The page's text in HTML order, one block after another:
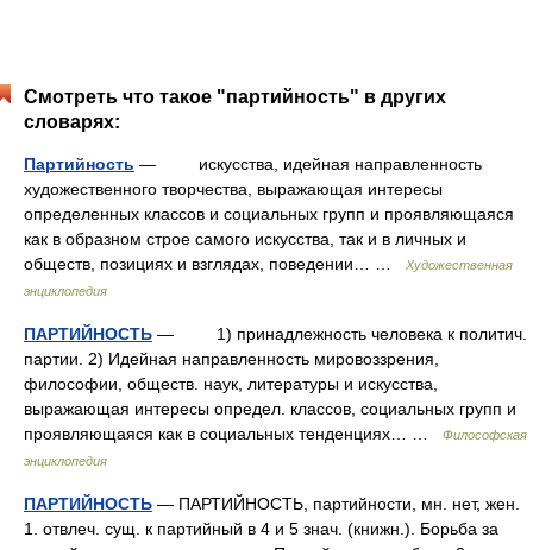
Смотреть что такое "партийность" в других
словарях:
Партийность — искусства, идейная направленность
художественного творчества, выражающая интересы
определенных классов и социальных групп и проявляющаяся
как в образном строе самого искусства, так и в личных и
обществ, позициях и взглядах, поведении… …
Художественная
энциклопедия
ПАРТИЙНОСТЬ — 1) принадлежность человека к политич.
партии. 2) Идейная направленность мировоззрения,
философии, обществ. наук, литературы и искусства,
выражающая интересы определ. классов, социальных групп и
проявляющаяся как в социальных тенденциях… …
Философская
энциклопедия
ПАРТИЙНОСТЬ — ПАРТИЙНОСТЬ, партийности, мн. нет, жен.
1. отвлеч. сущ. к партийный в 4 и 5 знач. (книжн.). Борьба за